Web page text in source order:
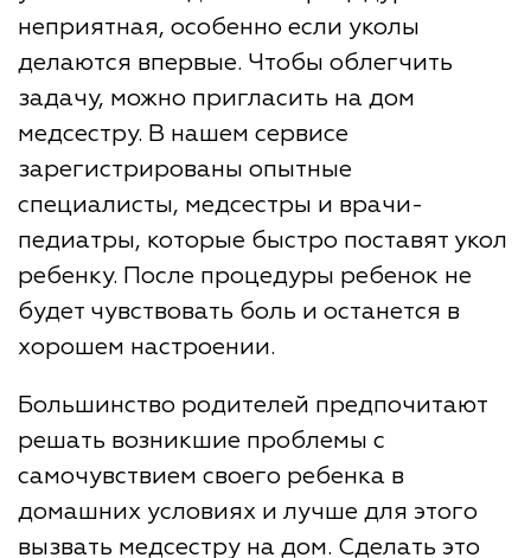
неприятная, особенно если уколы
делаются впервые. Чтобы облегчить
задачу, можно пригласить на дом
медсестру. В нашем сервисе
зарегистрированы опытные
специалисты, медсестры и врачи-
педиатры, которые быстро поставят укол
ребенку. После процедуры ребенок не
будет чувствовать боль и останется в
хорошем настроении.
Большинство родителей предпочитают
решать возникшие проблемы с
самочувствием своего ребенка в
домашних условиях и лучше для этого
вызвать медсестру на дом. Сделать это